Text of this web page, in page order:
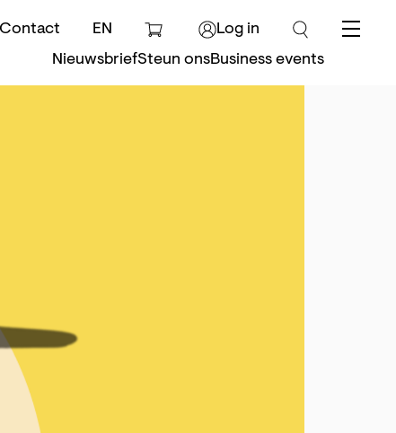
Contact EN
Log in
NieuwsbriefSteun onsBusiness events